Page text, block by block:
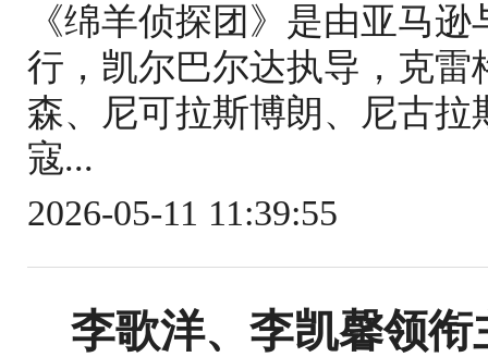
《绵羊侦探团》是由亚马
行，凯尔巴尔达执导，克
森、尼可拉斯博朗、尼古
寇...
2026-05-11 11:39:55
李歌洋、李凯馨领